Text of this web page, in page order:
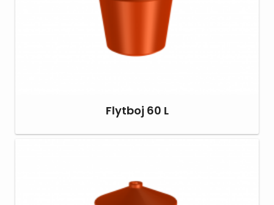
Flytboj 60 L